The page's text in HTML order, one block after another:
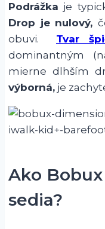
Podrážka je
Drop je nulový,
obuvi. Tvar
dominantným
mierne dlhším
výborná, je
Ako
sedia?